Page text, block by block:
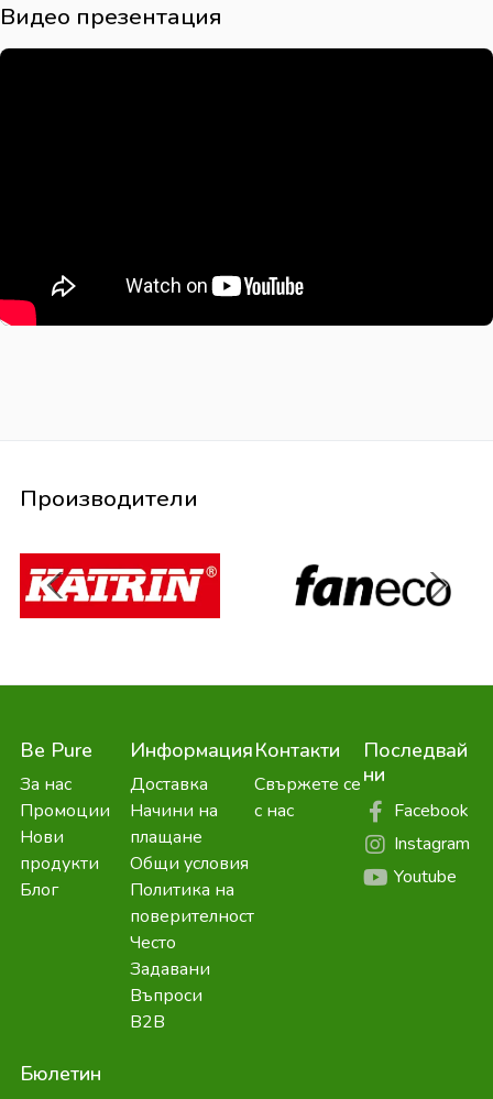
Видео презентация
Производители
Be Pure
За нас
Промоции
Нови
продукти
Блог
Информация
Доставка
Начини на
плащане
Общи условия
Политика на
поверителност
Често
Задавани
Въпроси
B2B
Контакти
Свържете се
с нас
Последвай
ни
Facebook
Instagram
Youtube
Бюлетин